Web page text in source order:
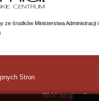
ze środków Ministerstwa Administracji i
Stron
Wróć na górę